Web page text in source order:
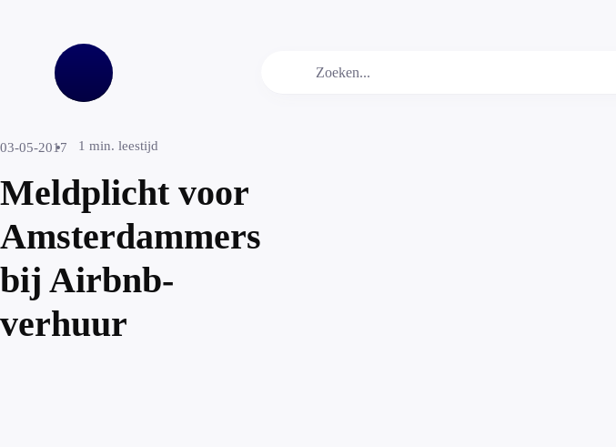
03-05-2017 1 min. leestijd
Meldplicht voor
Amsterdammers
bij Airbnb-
verhuur